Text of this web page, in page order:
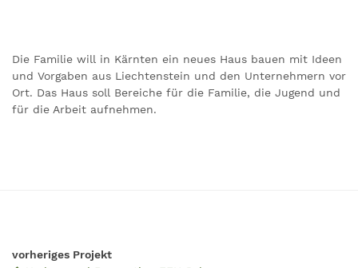
Die Familie will in Kärnten ein neues Haus bauen mit Ideen
und Vorgaben aus Liechtenstein und den Unternehmern vor
Ort. Das Haus soll Bereiche für die Familie, die Jugend und
für die Arbeit aufnehmen.
vorheriges Projekt